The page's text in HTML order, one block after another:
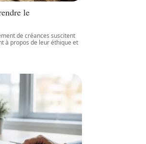
le
de créances suscitent
à propos de leur éthique et